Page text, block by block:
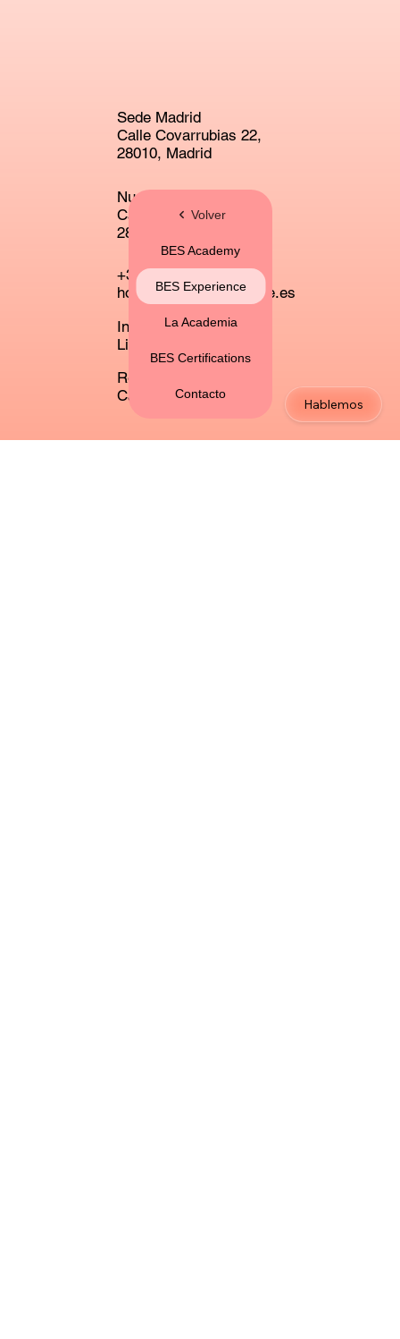
Sede Madrid
Calle Covarrubias 22,
28010, Madrid
Nueva sede Getafe
Calle Madrid 30,
28901, Getafe
+34 913 10 38 71
hola@escuelaexcelente.es
Instagram
Linkedin
Recursos gráficos
Calendario Excelente
Hablemos
Volver
BES Academy
BES Experience
La Academia
BES Certifications
Contacto